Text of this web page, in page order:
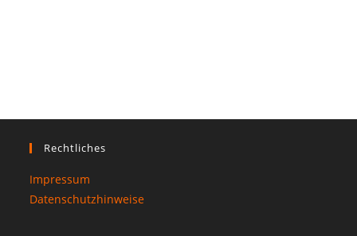
Rechtliches
Impressum
Datenschutzhinweise